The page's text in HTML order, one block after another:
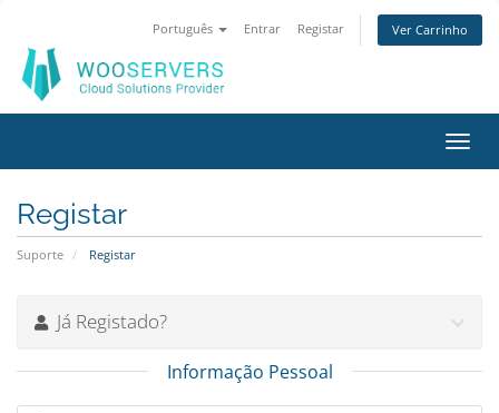
Português Entrar Registar Ver Carrinho
Registar
Suporte Registar
Já Registado?
Informação Pessoal